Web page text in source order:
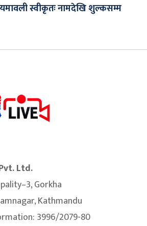
स्वीकृतः नामदेखि शुल्कसम्म
Ltd.
Gorkha
Kathmandu
3996/2079-80